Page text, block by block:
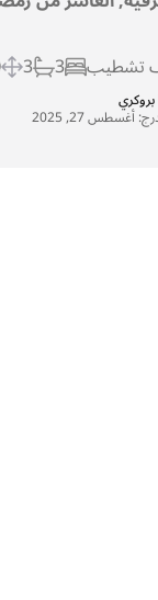
تشطيب 3
3
أغسطس 27, 2025